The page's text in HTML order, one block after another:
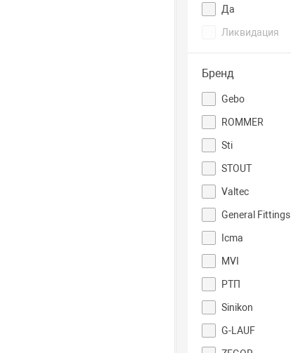
Да
Ликвидация
Бренд
Gebo
ROMMER
Sti
STOUT
Valtec
General Fittings
Icma
MVI
РТП
Sinikon
G-LAUF